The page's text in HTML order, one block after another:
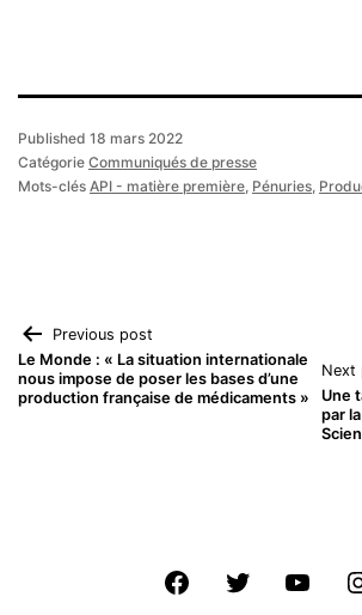
Published 18 mars 2022
Catégorie Communiqués de presse
Mots-clés API - matière première, Pénuries,
Navigation
de
Previous post
Le Monde : « La situation internationale
nous impose de poser les bases d’une
production française de médicaments »
Next
Une
par
FacebookTwitter